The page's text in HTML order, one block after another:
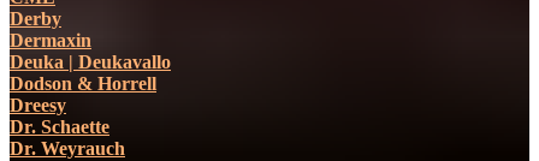
Derby
Dermaxin
Deuka | Deukavallo
Dodson & Horrell
Dreesy
Dr. Schaette
Dr. Weyrauch